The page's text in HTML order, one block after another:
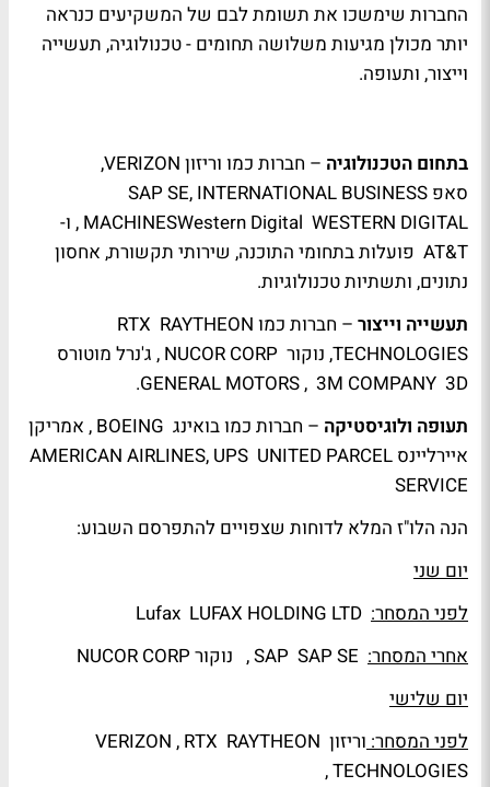
החברות שימשכו את תשומת לבם של המשקיעים כנראה
יותר מכולן מגיעות משלושה תחומים - טכנולוגיה, תעשייה
וייצור, ותעופה.
בתחום הטכנולוגיה
– חברות כמו וריזון VERIZON,
סאפ SAP SE, INTERNATIONAL BUSINESS
MACHINESWestern Digital WESTERN DIGITAL , ו-
AT&T פועלות בתחומי התוכנה, שירותי תקשורת, אחסון
נתונים, ותשתיות טכנולוגיות.
תעשייה וייצור
– חברות כמו RTX RAYTHEON
TECHNOLOGIES, נוקור NUCOR CORP , ג'נרל מוטורס
GENERAL MOTORS , 3M COMPANY 3D.
תעופה ולוגיסטיקה
– חברות כמו בואינג BOEING , אמריקן
איירליינס AMERICAN AIRLINES, UPS UNITED PARCEL
SERVICE
הנה הלו"ז המלא לדוחות שצפויים להתפרסם השבוע:
יום שני
לפני המסחר:
אחרי המסחר:
יום שלישי
לפני המסחר:
וריזון VERIZON , RTX RAYTHEON
TECHNOLOGIES ,